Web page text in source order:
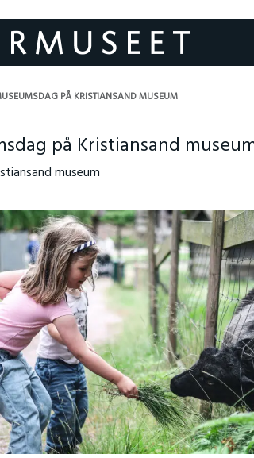
PÅ KRISTIANSAND MUSEUM
på Kristiansand
museum